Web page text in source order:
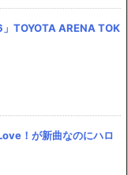
」TOYOTA ARENA TOK
！が新曲なのにハロ